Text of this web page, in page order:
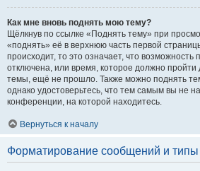
Как мне вновь поднять мою тему?
Щёлкнув по ссылке «Поднять тему» при
«поднять» её в верхнюю часть первой
происходит, то это означает, что
отключена, или время, которое должно пройти
темы, ещё не прошло. Также можно поднять
однако удостоверьтесь, что тем самым вы не
конференции, на которой находитесь.
Вернуться к началу
Форматирование сообщений и